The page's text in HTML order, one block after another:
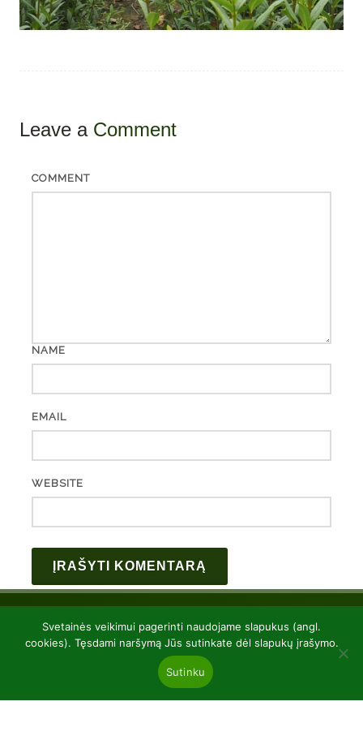
Leave a Comment
COMMENT
NAME
EMAIL
WEBSITE
Svetainės veikimui pagerinti naudojame slapukus (angl.
cookies). Tęsdami naršymą Jūs sutinkate dėl slapukų įrašymo.
Sutinku